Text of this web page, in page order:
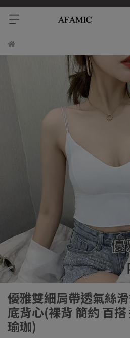
優雅雙細肩帶透氣絲
底背心(裸背 簡約 百
瑜珈)